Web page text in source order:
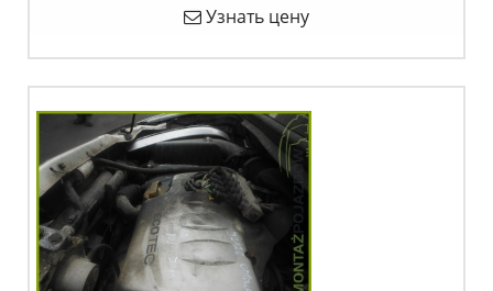
Узнать цену